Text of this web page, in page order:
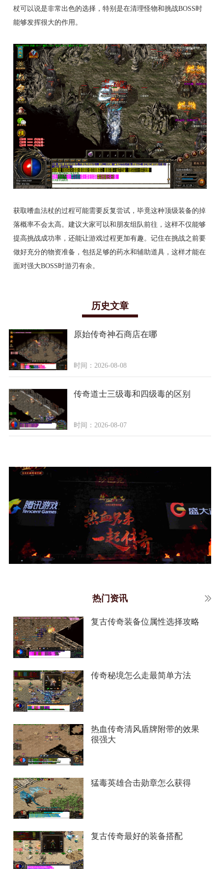
杖可以说是非常出色的选择，特别是在清理怪物和挑战BOSS时
能够发挥很大的作用。
获取嗜血法杖的过程可能需要反复尝试，毕竟这种顶级装备的掉
落概率不会太高。建议大家可以和朋友组队前往，这样不仅能够
提高挑战成功率，还能让游戏过程更加有趣。记住在挑战之前要
做好充分的物资准备，包括足够的药水和辅助道具，这样才能在
面对强大BOSS时游刃有余。
历史文章
原始传奇神石商店在哪
时间：2026-08-08
传奇道士三级毒和四级毒的区别
时间：2026-08-07
热门资讯
复古传奇装备位属性选择攻略
传奇秘境怎么走最简单方法
热血传奇清风盾牌附带的效果
很强大
猛毒英雄合击勋章怎么获得
复古传奇最好的装备搭配